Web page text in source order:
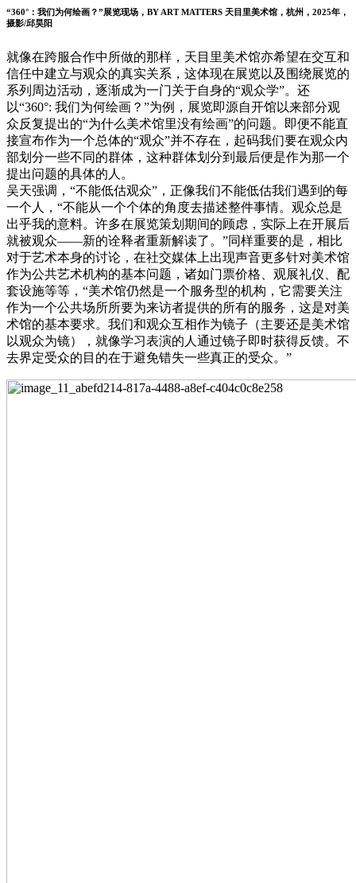
“360°：我们为何绘画？”展览现场，BY ART MATTERS 天目里美术馆，杭州，2025年，
摄影/邱昊阳
就像在跨服合作中所做的那样，天目里美术馆亦希望在交互和
信任中建立与观众的真实关系，这体现在展览以及围绕展览的
系列周边活动，逐渐成为一门关于自身的“观众学”。还
以“360°: 我们为何绘画？”为例，展览即源自开馆以来部分观
众反复提出的“为什么美术馆里没有绘画”的问题。即便不能直
接宣布作为一个总体的“观众”并不存在，起码我们要在观众内
部划分一些不同的群体，这种群体划分到最后便是作为那一个
提出问题的具体的人。
吴天强调，“不能低估观众”，正像我们不能低估我们遇到的每
一个人，“不能从一个个体的角度去描述整件事情。观众总是
出乎我的意料。许多在展览策划期间的顾虑，实际上在开展后
就被观众——新的诠释者重新解读了。”同样重要的是，相比
对于艺术本身的讨论，在社交媒体上出现声音更多针对美术馆
作为公共艺术机构的基本问题，诸如门票价格、观展礼仪、配
套设施等等，“美术馆仍然是一个服务型的机构，它需要关注
作为一个公共场所所要为来访者提供的所有的服务，这是对美
术馆的基本要求。我们和观众互相作为镜子（主要还是美术馆
以观众为镜），就像学习表演的人通过镜子即时获得反馈。不
去界定受众的目的在于避免错失一些真正的受众。”